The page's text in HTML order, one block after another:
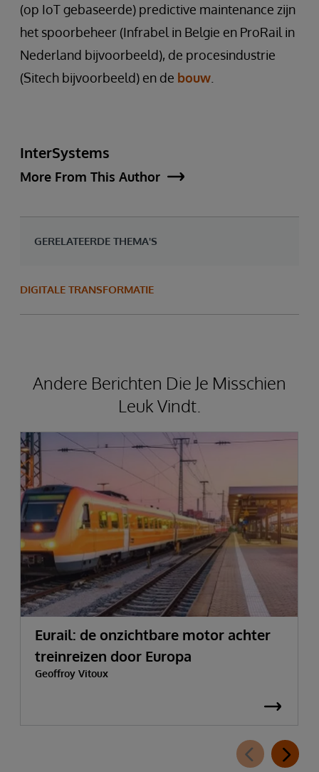
(op IoT gebaseerde) predictive maintenance zijn
het spoorbeheer (Infrabel in Belgie en ProRail in
Nederland bijvoorbeeld), de procesindustrie
(Sitech bijvoorbeeld) en de bouw
InterSystems
More From This Author
GERELATEERDE THEMA'S
DIGITALE TRANSFORMATIE
Andere Berichten Die Je Misschien
Leuk Vindt.
Eurail: de onzichtbare motor achter
treinreizen door Europa
Geoffroy Vitoux